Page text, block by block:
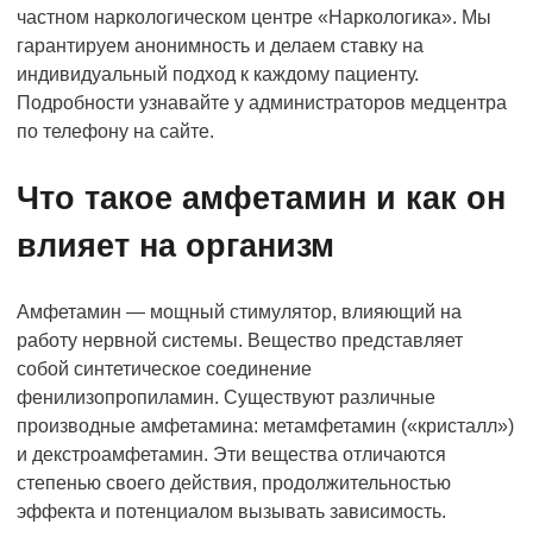
частном наркологическом центре «Наркологика». Мы
гарантируем анонимность и делаем ставку на
индивидуальный подход к каждому пациенту.
Подробности узнавайте у администраторов медцентра
по телефону на сайте.
Что такое амфетамин и как он
влияет на организм
Амфетамин — мощный стимулятор, влияющий на
работу нервной системы. Вещество представляет
собой синтетическое соединение
фенилизопропиламин. Существуют различные
производные амфетамина: метамфетамин («кристалл»)
и декстроамфетамин. Эти вещества отличаются
степенью своего действия, продолжительностью
эффекта и потенциалом вызывать зависимость.